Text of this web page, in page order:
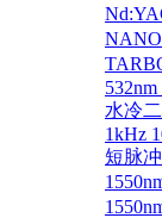
NANO
水冷
1kHz
短脉